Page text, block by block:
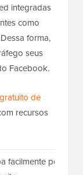
integradas
como
forma,
seus
Facebook.
de
recursos
facilmente posts